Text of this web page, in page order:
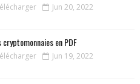
Jun 20, 2022
en PDF
Jun 19, 2022